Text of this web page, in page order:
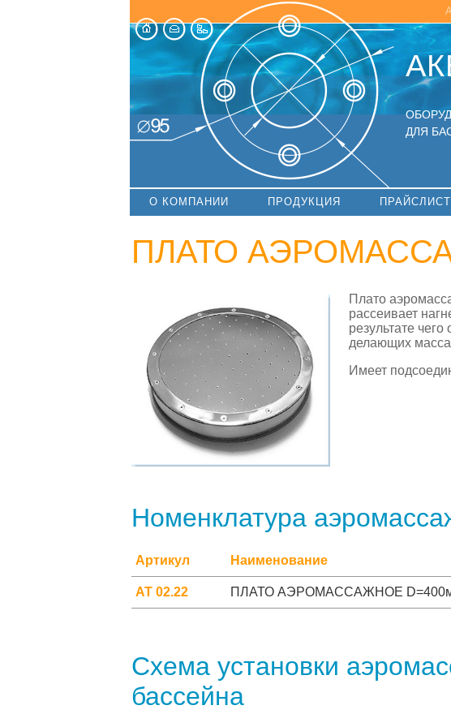
ДЛЯ
О КОМПАНИИ ПРОДУКЦИЯ ПРАЙСЛИСТ
ПЛАТО
Плато
рассеивает
результате
делающих
Имеет
Номенклатура
Артикул Наименование
АТ 02.22 ПЛАТО АЭРОМАССАЖНОЕ
Схема установки
бассейна